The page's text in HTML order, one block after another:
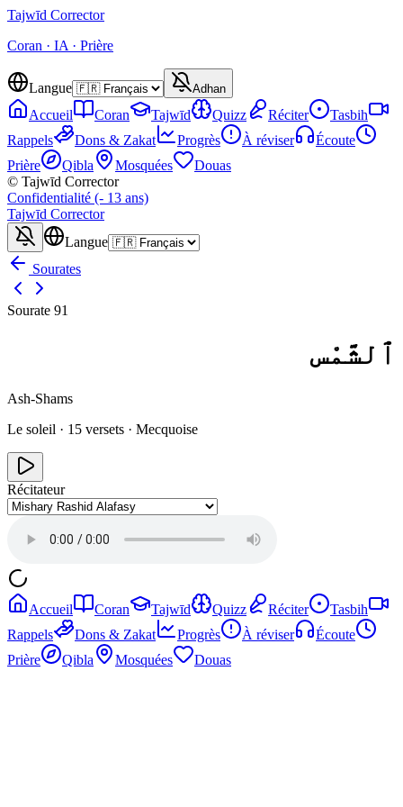
Tajwīd Corrector
Coran · IA · Prière
Langue Adhan
Accueil Coran Tajwīd Quizz Réciter
Tasbih
Rappels
Dons & Zakat Progrès À réviser
Écoute
Prière
Qibla Mosquées
Douas
© Tajwīd Corrector
Confidentialité (- 13 ans)
Tajwīd Corrector
Langue
Sourates
Sourate 91
ٱلشَّمْس
Ash-Shams
Le soleil · 15 versets · Mecquoise
Récitateur
Accueil Coran Tajwīd Quizz Réciter
Tasbih
Rappels
Dons & Zakat Progrès À réviser
Écoute
Prière
Qibla Mosquées Douas